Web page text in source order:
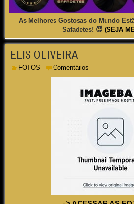
As Melhores Gostosas do Mundo
Safadetes! 😈 (SEJA
ELIS OLIVEIRA
FOTOS Comentários